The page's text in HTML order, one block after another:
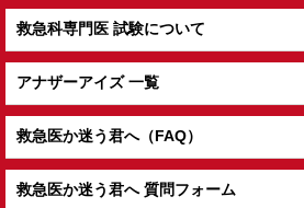
救急科専門医 試験について
アナザーアイズ 一覧
救急医か迷う君へ（FAQ）
救急医か迷う君へ 質問フォーム